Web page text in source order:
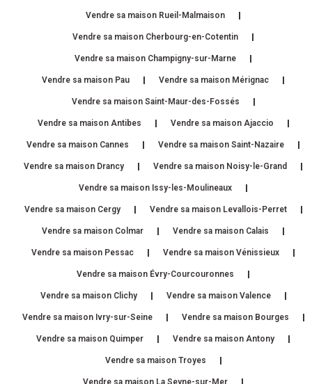
Vendre sa maison Rueil-Malmaison
Vendre sa maison Cherbourg-en-Cotentin
Vendre sa maison Champigny-sur-Marne
Vendre sa maison Pau Vendre sa maison Mérignac
Vendre sa maison Saint-Maur-des-Fossés
Vendre sa maison Antibes Vendre sa maison Ajaccio
Vendre sa maison Cannes Vendre sa maison Saint-Nazaire
Vendre sa maison Drancy Vendre sa maison Noisy-le-Grand
Vendre sa maison Issy-les-Moulineaux
Vendre sa maison Cergy Vendre sa maison Levallois-Perret
Vendre sa maison Colmar Vendre sa maison Calais
Vendre sa maison Pessac Vendre sa maison Vénissieux
Vendre sa maison Évry-Courcouronnes
Vendre sa maison Clichy Vendre sa maison Valence
Vendre sa maison Ivry-sur-Seine Vendre sa maison Bourges
Vendre sa maison Quimper Vendre sa maison Antony
Vendre sa maison Troyes
Vendre sa maison La Seyne-sur-Mer